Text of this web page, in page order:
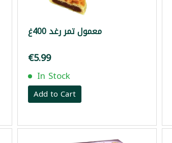
معمول تمر رغد 400غ
€5.99
In Stock
Add to Cart